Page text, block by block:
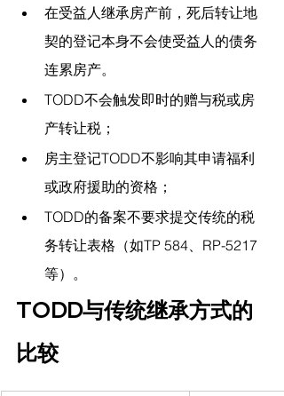
在受益人继承房产前，死后转让地
契的登记本身不会使受益人的债务
连累房产。
TODD不会触发即时的赠与税或房
产转让税；
房主登记TODD不影响其申请福利
或政府援助的资格；
TODD的备案不要求提交传统的税
务转让表格（如TP 584、RP-5217
等）。
TODD与传统继承方式的
比较